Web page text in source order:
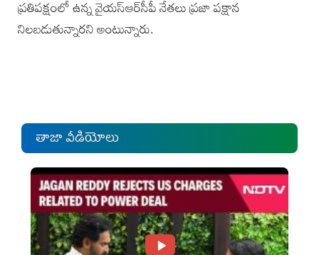
ప్రతిపక్షంలో ఉన్న వైయ‌స్ఆర్‌సీపీ నేతలు ప్రజా పక్షాన
నిలబడుతున్నారని అంటున్నారు.
తాజా వీడియోలు